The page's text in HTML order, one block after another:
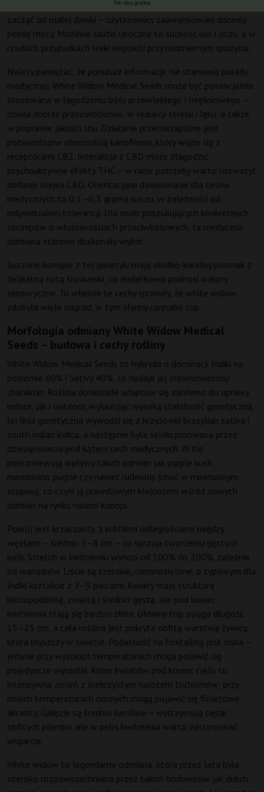
później przeważa relaks. Osoby z niską tolerancją powinny
zacząć od małej dawki – użytkownicy zaawansowani docenią
pełnię mocy. Możliwe skutki uboczne to suchość ust i oczu, a w
rzadkich przypadkach lekki niepokój przy nadmiernym spożyciu.
Należy pamiętać, że poniższe informacje nie stanowią porady
medycznej. White Widow Medical Seeds może być potencjalnie
stosowana w łagodzeniu bólu przewlekłego i mięśniowego –
działa dobrze przeciwbólowo, w redukcji stresu i lęku, a także
w poprawie jakości snu. Działanie przeciwzapalne jest
potwierdzone obecnością kariofilenu, który wiąże się z
receptorami CB2. Interakcja z CBD może złagodzić
psychoaktywne efekty THC – w razie potrzeby warto rozważyć
dodanie olejku CBD. Orientacyjne dawkowanie dla celów
medycznych to 0,1–0,3 grama suszu, w zależności od
indywidualnej tolerancji. Dla osób poszukujących konkretnych
szczepów o właściwościach przeciwbólowych, ta medyczna
odmiana stanowi doskonały wybór.
Suszone konopie z tej genetyki mają słodko-kwaśny posmak z
delikatną nutą truskawki, co dodatkowo podnosi walory
sensoryczne. To właśnie te cechy sprawiły, że white widow
zdobyła wiele nagród, w tym słynny cannabis cup.
Morfologia odmiany White Widow Medical
Seeds – budowa i cechy rośliny
White Widow Medical Seeds to hybryda o dominacji Indiki na
poziomie 60% i Sativy 40%, co nadaje jej zrównoważony
charakter. Roślina doskonale adaptuje się zarówno do uprawy
indoor, jak i outdoor, wykazując wysoką stabilność genetyczną.
Jej linia genetyczna wywodzi się z krzyżówki brazylian sativa i
south indian indica, a następnie była selekcjonowana przez
dziesięciolecia pod kątem cech medycznych. W tle
pobrzmiewają wpływy takich odmian jak purple kush,
mendocino purple czy nawet ruderalis (choć w minimalnym
stopniu), co czyni ją prawdziwym klejnotem wśród nowych
odmian na rynku nasion konopi.
Pokrój jest krzaczasty, z krótkimi odległościami między
węzłami – średnio 5–8 cm – co sprzyja tworzeniu gęstych
kolb. Stretch w kwitnieniu wynosi od 100% do 200%, zależnie
od warunków. Liście są szerokie, ciemnozielone, o typowym dla
Indiki kształcie z 7–9 palcami. Kwiaty mają strukturę
kłosopodobną, zwartą i średnio gęstą, ale pod koniec
kwitnienia stają się bardzo zbite. Główny top osiąga długość
15–25 cm, a cała roślina jest pokryta obfitą warstwą żywicy,
która błyszczy w świetle. Podatność na foxtailing jest niska –
jedynie przy wysokich temperaturach mogą pojawić się
pojedyncze wyrostki. Kolor kwiatów pod koniec cyklu to
intensywna zieleń z srebrzystym nalotem trichomów; przy
niskich temperaturach nocnych mogą pojawić się fioletowe
akcenty. Gałęzie są średnio łamliwe – wytrzymują ciężar
obfitych plonów, ale w pełni kwitnienia warto zastosować
wsparcie.
White widow to legendarna odmiana, która przez lata była
szeroko rozpowszechniana przez takich hodowców jak dutch
Nie chcę gratisu